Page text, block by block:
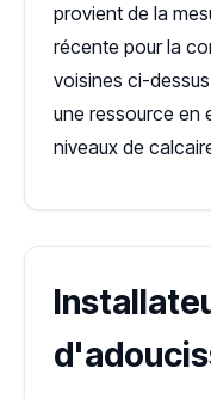
provient de la
récente pour la
voisines ci-
une ressource en
niveaux de